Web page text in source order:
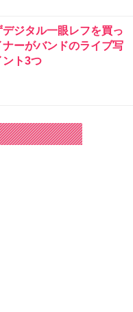
ジタル一眼レフを買っ
ーがバンドのライブ写
ント3つ